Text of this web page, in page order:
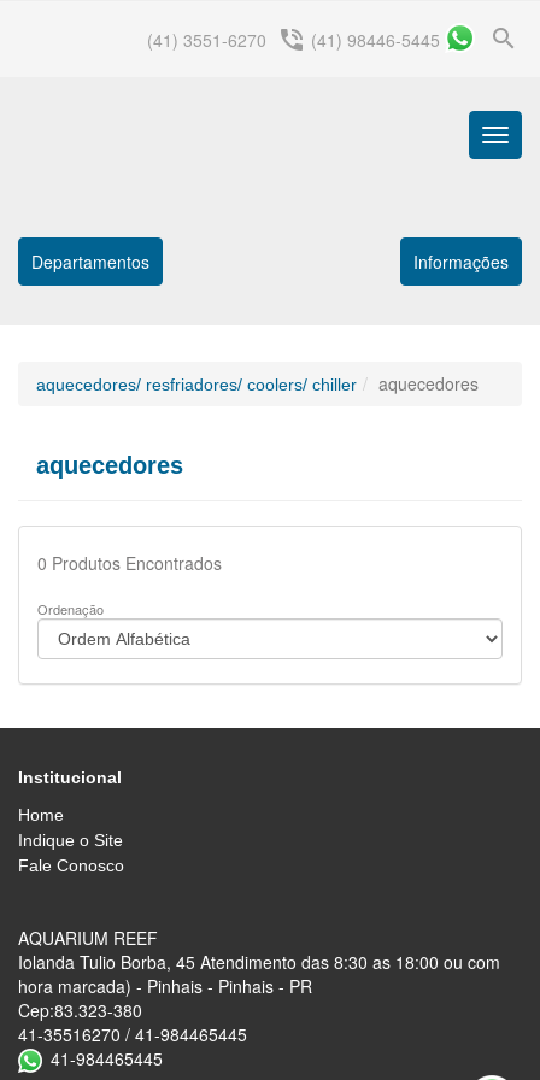
search
(41) 3551-6270 phone_in_talk (41) 98446-5445
Menu
Departamentos Informações
aquecedores/ resfriadores/ coolers/ chiller aquecedores
aquecedores
0 Produtos Encontrados
Ordenação
Institucional
Home
Indique o Site
Fale Conosco
AQUARIUM REEF
Iolanda Tulio Borba, 45 Atendimento das 8:30 as 18:00 ou com
hora marcada) - Pinhais - Pinhais - PR
Cep:83.323-380
41-35516270 / 41-984465445
41-984465445